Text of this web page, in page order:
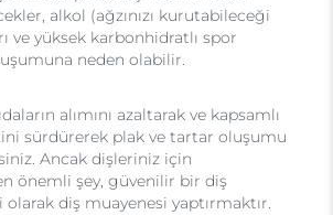
alkol (ağzınızı kurutabileceği
ve yüksek karbonhidratlı spor
neden olabilir.
alımını azaltarak ve kapsamlı
sürdürerek plak ve tartar oluşumu
Ancak dişleriniz için
önemli şey, güvenilir bir diş
diş muayenesi yaptırmaktır.